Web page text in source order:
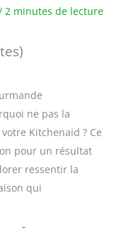
2 minutes de lecture
ne pas la
Kitchenaid ? Ce
pour un résultat
ressentir la
qui